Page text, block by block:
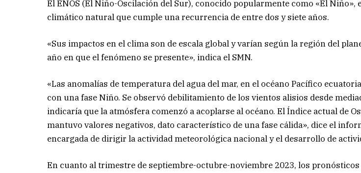
El ENOS (El Niño-Oscilación del Sur), conocido popularmente como «El Niño»,
climático natural que cumple una recurrencia de entre dos y siete años.
«Sus impactos en el clima son de escala global y varían según la región del
año en que el fenómeno se presente», indica el SMN.
«Las anomalías de temperatura del agua del mar, en el océano Pacífico
con una fase Niño. Se observó debilitamiento de los vientos alisios desde
indicaría que la atmósfera comenzó a acoplarse al océano. El Índice actual de
mantuvo valores negativos, dato característico de una fase cálida», dice el
encargada de dirigir la actividad meteorológica nacional y el desarrollo de
En cuanto al trimestre de septiembre-octubre-noviembre 2023, los